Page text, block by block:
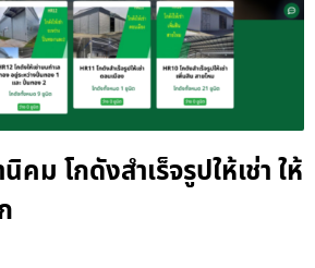
คม โกดังสำเร็จรูปให้เช่า ให้